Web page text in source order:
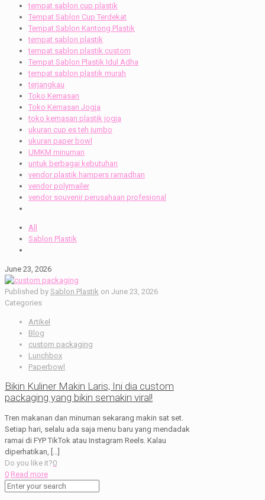
tempat sablon cup plastik
Tempat Sablon Cup Terdekat
Tempat Sablon Kantong Plastik
tempat sablon plastik
tempat sablon plastik custom
Tempat Sablon Plastik Idul Adha
tempat sablon plastik murah
terjangkau
Toko Kemasan
Toko Kemasan Jogja
toko kemasan plastik jogja
ukuran cup es teh jumbo
ukuran paper bowl
UMKM minuman
untuk berbagai kebutuhan
vendor plastik hampers ramadhan
vendor polymailer
vendor souvenir perusahaan profesional
All
Sablon Plastik
June 23, 2026
Published by Sablon Plastik on June 23, 2026
Categories
Artikel
Blog
custom packaging
Lunchbox
Paperbowl
Bikin Kuliner Makin Laris, Ini dia custom
packaging yang bikin semakin viral!
Tren makanan dan minuman sekarang makin sat set.
Setiap hari, selalu ada saja menu baru yang mendadak
ramai di FYP TikTok atau Instagram Reels. Kalau
diperhatikan, […]
Do you like it?0
0 Read more